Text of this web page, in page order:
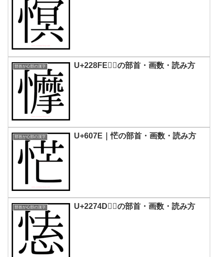
部首が心部の漢字 U+228FE｜𢣾の部首・画数・読み方
部首が心部の漢字 U+607E｜恾の部首・画数・読み方
部首が心部の漢字 U+2274D｜𢝍の部首・画数・読み方